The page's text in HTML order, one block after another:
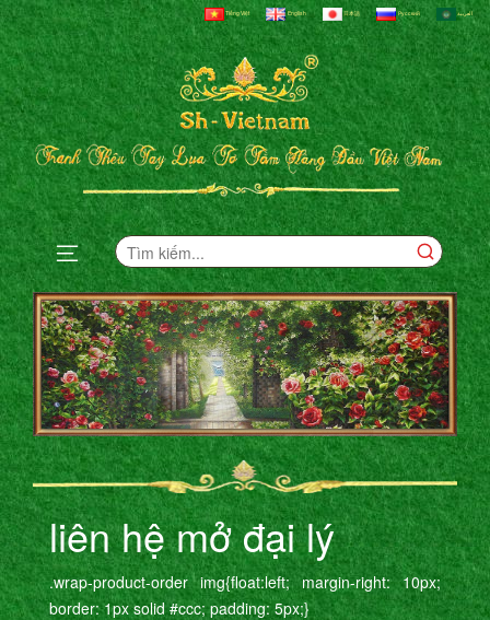
Tiếng Việt English 日本語 Русский العربية
liên hệ mở đại lý
.wrap-product-order img{float:left; margin-right: 10px;
border: 1px solid #ccc; padding: 5px;}